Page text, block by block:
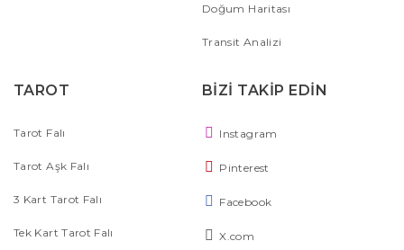
Doğum Haritası
Transit Analizi
TAROT
Tarot Falı
Tarot Aşk Falı
3 Kart Tarot Falı
Tek Kart Tarot Falı
BİZİ TAKİP EDİN
Instagram
Pinterest
Facebook
X.com